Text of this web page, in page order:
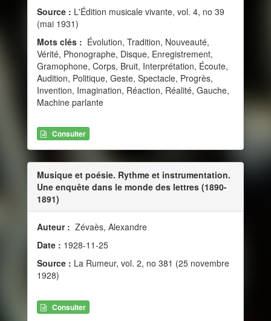
Source : L'Édition musicale vivante, vol. 4, no 39
(mai 1931)
Mots clés : Évolution, Tradition, Nouveauté,
Vérité, Phonographe, Disque, Enregistrement,
Gramophone, Corps, Bruit, Interprétation, Écoute,
Audition, Politique, Geste, Spectacle, Progrès,
Invention, Imagination, Réaction, Réalité, Gauche,
Machine parlante
Consulter
Musique et poésie. Rythme et instrumentation.
Une enquête dans le monde des lettres (1890-
1891)
Auteur : Zévaès, Alexandre
Date : 1928-11-25
Source : La Rumeur, vol. 2, no 381 (25 novembre
1928)
Consulter